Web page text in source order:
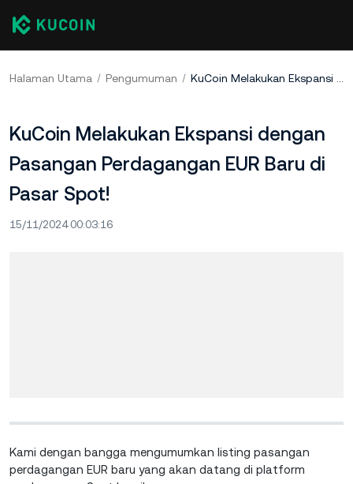
Halaman Utama Pengumuman KuCoin Melakukan Ekspansi dengan Pasangan Perdagangan EUR Baru di Pasar Spot!
KuCoin Melakukan Ekspansi dengan
Pasangan Perdagangan EUR Baru di
Pasar Spot!
15/11/2024 00:03:16
Kami dengan bangga mengumumkan listing pasangan
perdagangan EUR baru yang akan datang di platform